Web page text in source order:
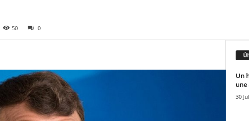
50 0
Un
une
30